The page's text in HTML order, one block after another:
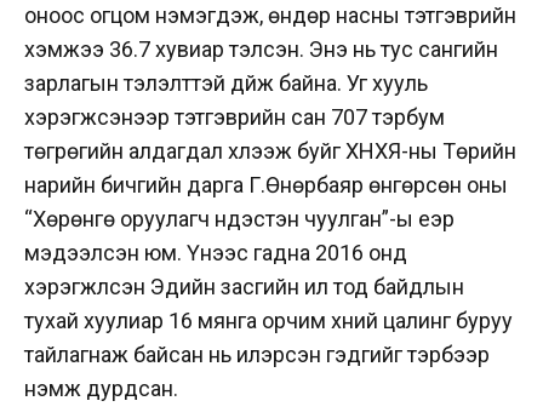
оноос огцом нэмэгдэж, өндөр насны тэтгэврийн
хэмжээ 36.7 хувиар тэлсэн. Энэ нь тус сангийн
зарлагын тэлэлттэй дүйж байна. Уг хууль
хэрэгжсэнээр тэтгэврийн сан 707 тэрбум
төгрөгийн алдагдал хүлээж буйг ХНХЯ-ны Төрийн
нарийн бичгийн дарга Г.Өнөрбаяр өнгөрсөн оны
“Хөрөнгө оруулагч үндэстэн чуулган”-ы үеэр
мэдээлсэн юм. Үүнээс гадна 2016 онд
хэрэгжүүлсэн Эдийн засгийн ил тод байдлын
тухай хуулиар 16 мянга орчим хүний цалинг буруу
тайлагнаж байсан нь илэрсэн гэдгийг тэрбээр
нэмж дурдсан.